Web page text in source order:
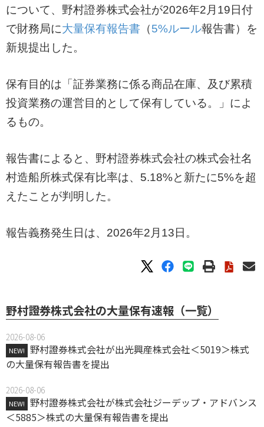
について、野村證券株式会社が2026年2月19日付
で財務局に大量保有報告書 （5%ルール報告書）を
新規提出した。
保有目的は「証券業務に係る商品在庫、及び累積
投資業務の運営目的として保有している。」によ
るもの。
報告書によると、野村證券株式会社の株式会社名
村造船所株式保有比率は、5.18%と新たに5%を超
えたことが判明した。
報告義務発生日は、2026年2月13日。
野村證券株式会社の大量保有速報（一覧）
2026-08-06
NEW!
野村證券株式会社が出光興産株式会社＜5019＞株式
の大量保有報告書を提出
2026-08-06
NEW!
野村證券株式会社が株式会社ジーデップ・アドバンス
＜5885＞株式の大量保有報告書を提出